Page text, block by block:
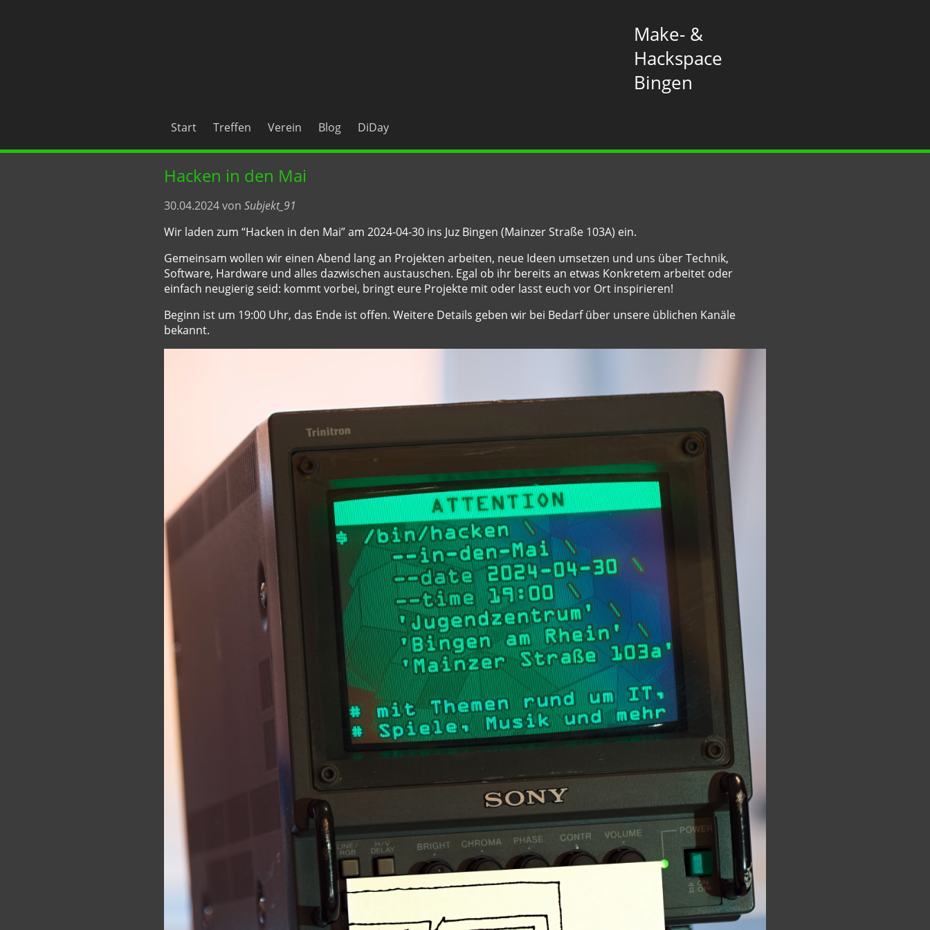
Make- &
Hackspace
Bingen
Start Treffen Verein Blog DiDay
Hacken in den Mai
30.04.2024 von Subjekt_91
Wir laden zum “Hacken in den Mai” am 2024-04-30 ins Juz Bingen (Mainzer Straße 103A) ein.
Gemeinsam wollen wir einen Abend lang an Projekten arbeiten, neue Ideen umsetzen und uns über Technik,
Software, Hardware und alles dazwischen austauschen. Egal ob ihr bereits an etwas Konkretem arbeitet oder
einfach neugierig seid: kommt vorbei, bringt eure Projekte mit oder lasst euch vor Ort inspirieren!
Beginn ist um 19:00 Uhr, das Ende ist offen. Weitere Details geben wir bei Bedarf über unsere üblichen Kanäle
bekannt.